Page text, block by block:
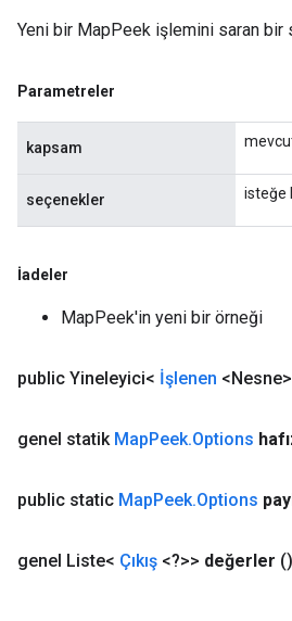
Yeni bir MapPeek işlemini saran bir
Parametreler
kapsam
seçenekler isteğe
İadeler
MapPeek'in yeni bir örneği
public Yineleyici< İşlenen
genel statik MapPeek.Options
public static MapPeek.Options
genel Liste< Çıkış <?>> değerler ()